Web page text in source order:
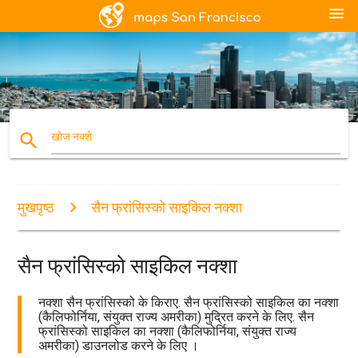
menu
search खोज नक्शे
मुखपृष्ठ सैन फ्रांसिस्को साइकिल नक्शा
सैन फ्रांसिस्को साइकिल नक्शा
नक्शा सैन फ्रांसिस्को के किराए. सैन फ्रांसिस्को साइकिल का नक्शा
(कैलिफोर्निया, संयुक्त राज्य अमरीका) मुद्रित करने के लिए. सैन
फ्रांसिस्को साइकिल का नक्शा (कैलिफोर्निया, संयुक्त राज्य
अमरीका) डाउनलोड करने के लिए ।